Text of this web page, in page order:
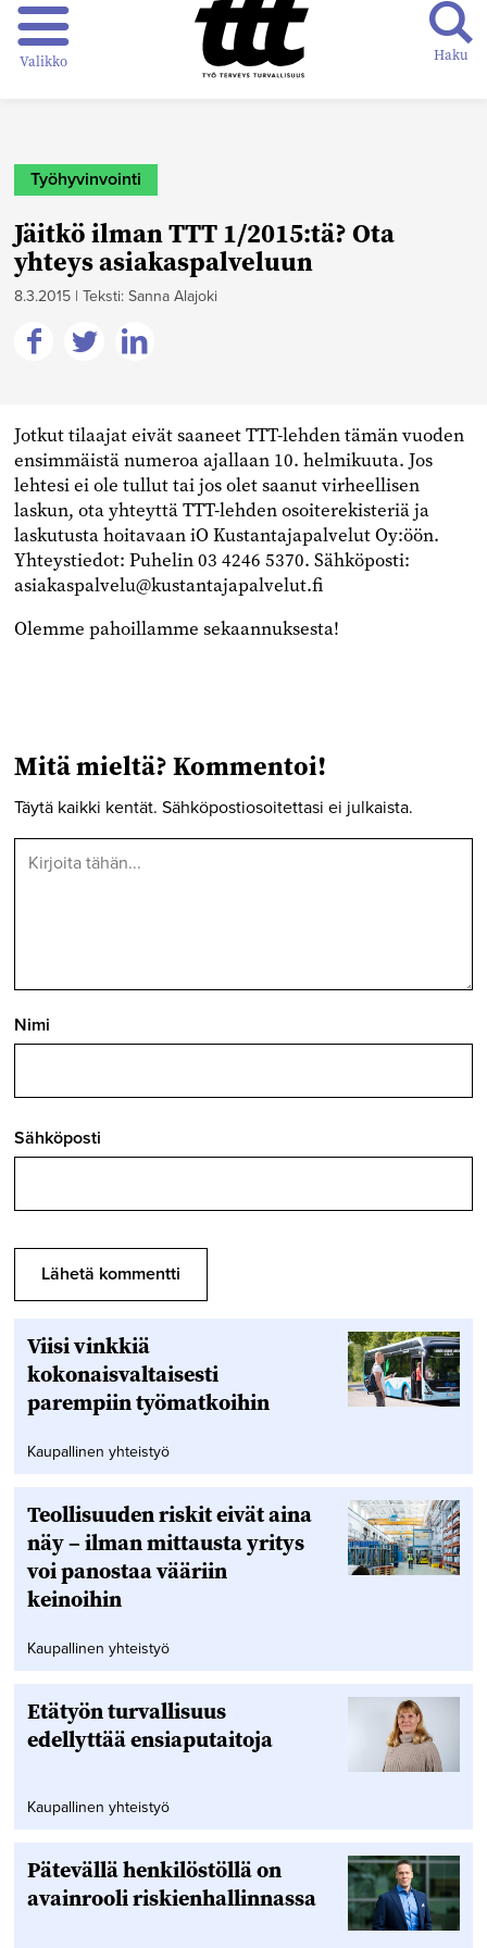
Valikko Haku
Työhyvinvointi
Jäitkö ilman TTT 1/2015:tä? Ota
yhteys asiakaspalveluun
8.3.2015 | Teksti: Sanna Alajoki
Facebookissa
Twitterissä
Linkedinissä
Jotkut tilaajat eivät saaneet TTT-lehden tämän vuoden
ensimmäistä numeroa ajallaan 10. helmikuuta. Jos
lehtesi ei ole tullut tai jos olet saanut virheellisen
laskun, ota yhteyttä TTT-lehden osoiterekisteriä ja
laskutusta hoitavaan iO Kustantajapalvelut Oy:öön.
Yhteystiedot: Puhelin 03 4246 5370. Sähköposti:
asiakaspalvelu@kustantajapalvelut.fi
Olemme pahoillamme sekaannuksesta!
Mitä mieltä? Kommentoi!
Täytä kaikki kentät. Sähköpostiosoitettasi ei julkaista.
Nimi
Sähköposti
Viisi vinkkiä
kokonaisvaltaisesti
parempiin työmatkoihin
Kaupallinen yhteistyö
Teollisuuden riskit eivät aina
näy – ilman mittausta yritys
voi panostaa vääriin
keinoihin
Kaupallinen yhteistyö
Etätyön turvallisuus
edellyttää ensiaputaitoja
Kaupallinen yhteistyö
Pätevällä henkilöstöllä on
avainrooli riskienhallinnassa